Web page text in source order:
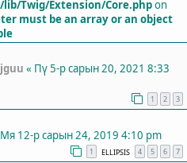
Twig/Extension/Core.phpon
must be an array or an object
« Пү 5-р сарын 20, 2021 8:33
1 2 3
Мя 12-р сарын 24, 2019 4:10 pm
1 ELLIPSIS 4 5 6 7